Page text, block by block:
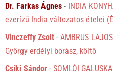
Dr. Farkas Ágnes - INDIA
ezerízű India változatos ételei
Vinczeffy Zsolt -AMBRUS
György erdélyi borász, költő
Csíki Sándor -SOMLÓI